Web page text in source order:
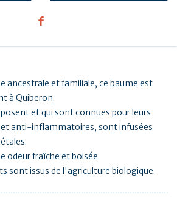
ancestrale et familiale, ce baume est
à Quiberon.
et qui sont connues pour leurs
anti-inflammatoires, sont infusées
odeur fraîche et boisée.
sont issus de l'agriculture biologique.